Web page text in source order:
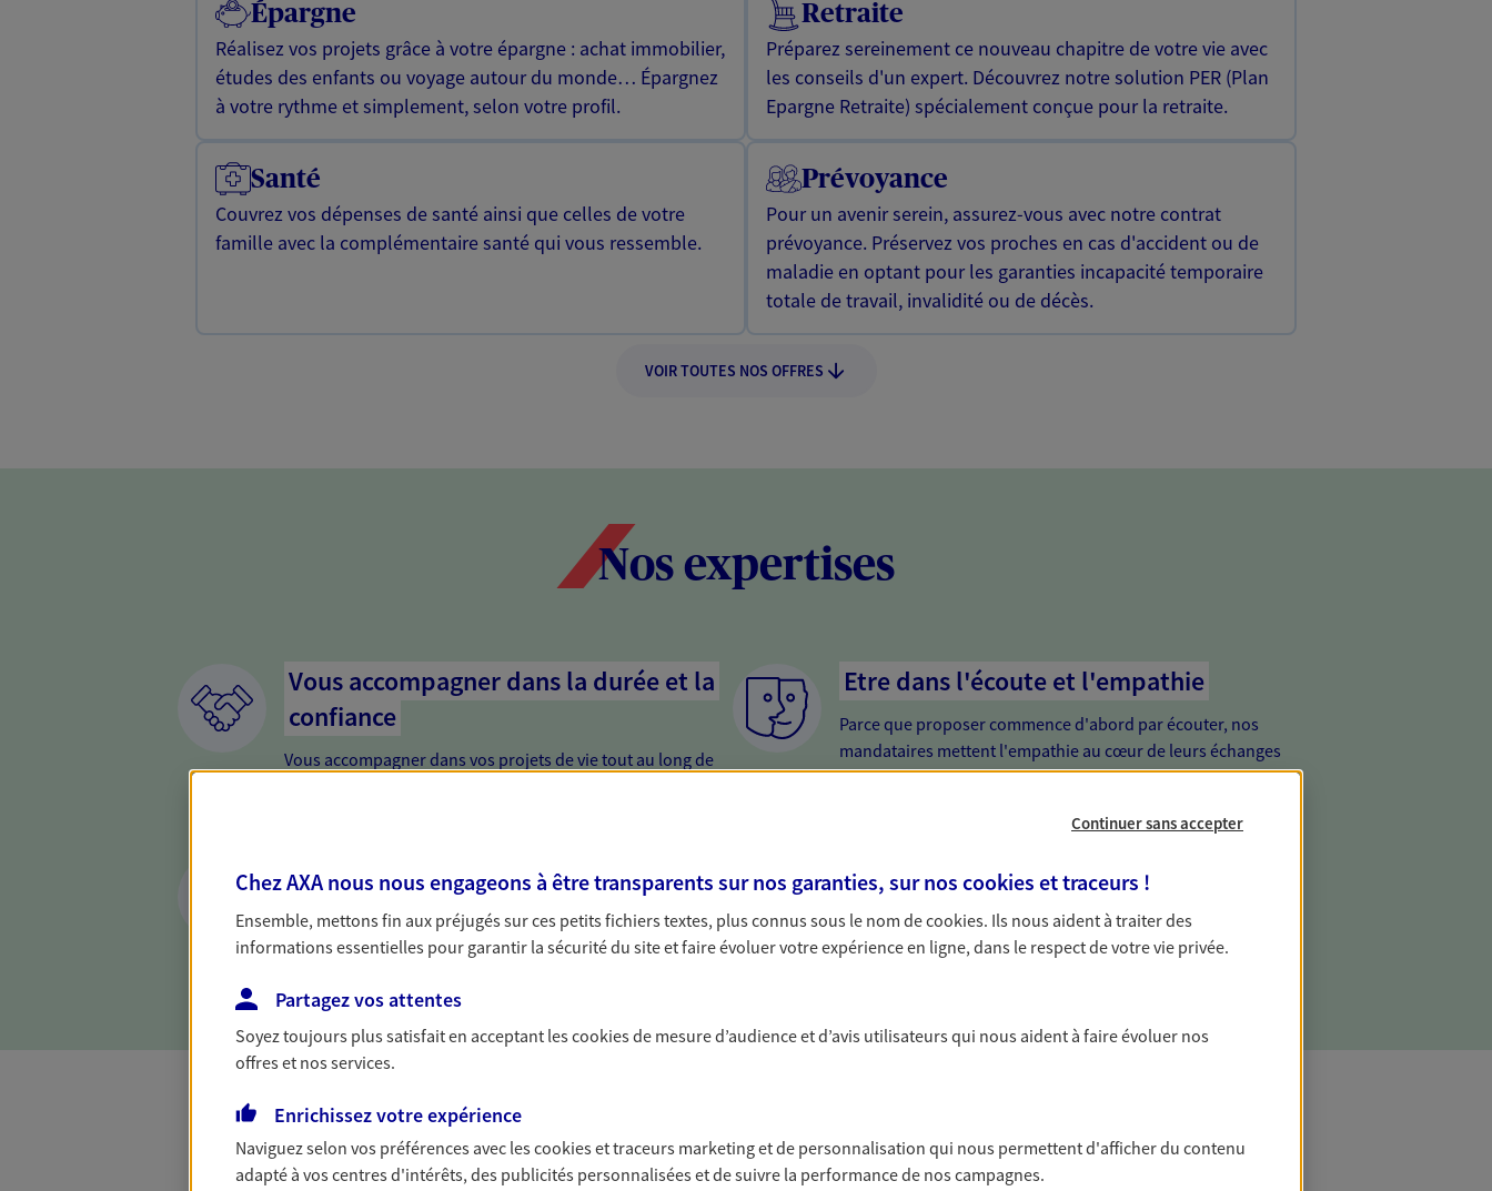
Épargne
Réalisez vos projets grâce à votre épargne : achat immobilier,
études des enfants ou voyage autour du monde… Épargnez
à votre rythme et simplement, selon votre profil.
Retraite
Préparez sereinement ce nouveau chapitre de votre vie avec
les conseils d'un expert. Découvrez notre solution PER (Plan
Epargne Retraite) spécialement conçue pour la retraite.
Santé
Couvrez vos dépenses de santé ainsi que celles de votre
famille avec la complémentaire santé qui vous ressemble.
Prévoyance
Pour un avenir serein, assurez-vous avec notre contrat
prévoyance. Préservez vos proches en cas d'accident ou de
maladie en optant pour les garanties incapacité temporaire
totale de travail, invalidité ou de décès.
VOIR TOUTES NOS OFFRES
Nos expertises
Vous accompagner dans la durée et la
confiance
Vous accompagner dans vos projets de vie tout au long de
Etre dans l'écoute et l'empathie
Parce que proposer commence d'abord par écouter, nos
mandataires mettent l'empathie au cœur de leurs échanges
pour mieux comprendre vos besoins et mieux vous soutenir
Etre proche de vous, tout simplement
Avoir un interlocuteur proche de vous, facilement joignable,
cela change tout. Une relation de proximité est toujours une
Complémentaire Santé
Continuer sans accepter
Chez AXA nous nous engageons à être transparents sur nos garanties, sur nos cookies et traceurs !
Ensemble, mettons fin aux préjugés sur ces petits fichiers textes, plus connus sous le nom decookies. Ils nous aident à traiter des
informations essentielles pour garantir la sécurité du site et faire évoluer votre expérience en ligne, dans le respect de votre vie privée.
Partagez vos attentes
Soyez toujours plus satisfait en acceptant lescookiesde mesure d’audience et d’avis utilisateurs qui nous aident à faire évoluer nos
offres et nos services.
Enrichissez votre expérience
Naviguez selon vos préférences avec lescookies et traceurs marketing et de personnalisation qui nous permettent d'afficher du contenu
adapté à vos centres d'intérêts, des publicités personnalisées et de suivre la performance de nos campagnes.